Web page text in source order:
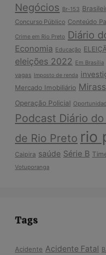
Negócios Br-153
Concurso Público Conteúdo
Crime em Rio Preto Diário
Economia Educação
eleições 2022 Em Brasília
vagas Imposto de renda
Mercado Imobiliário
Operação Policial
Podcast Diário
de Rio Preto rio
Caipira saúde Série B
Votuporanga
Tags
Acidente Acidente Fatal